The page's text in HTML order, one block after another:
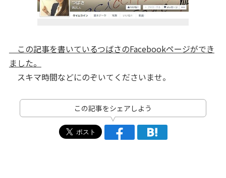
この記事を書いているつばさのFacebookページができ
ました。
スキマ時間などにのぞいてくださいませ。
この記事をシェアしよう